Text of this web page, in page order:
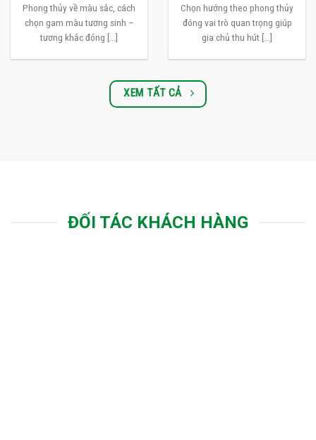
Phong thủy về màu sắc, cách
chọn gam màu tương sinh –
tương khắc đóng [...]
Chọn hướng theo phong thủy
đóng vai trò quan trọng giúp
gia chủ thu hút [...]
XEM TẤT CẢ
ĐỐI TÁC KHÁCH HÀNG